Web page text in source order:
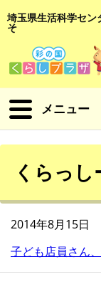
埼玉県生活科学セン
そ
メニュー
くらっ
2014年8月15日
子ども店員さん